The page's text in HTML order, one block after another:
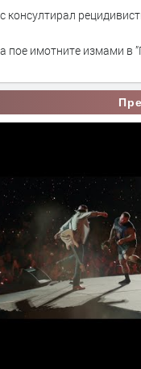
консултирал
пое имотните измами в